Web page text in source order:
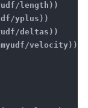
length))
yplus))
deltas))
velocity))